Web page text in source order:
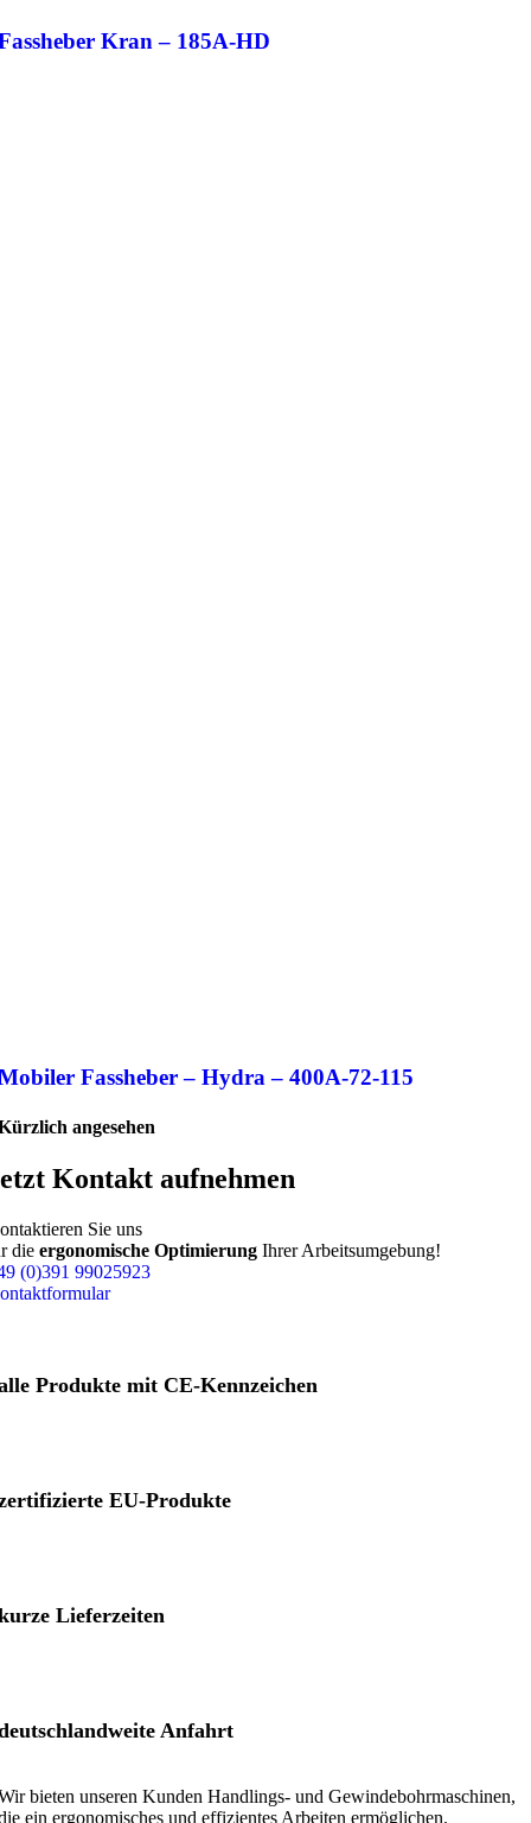
Kran – 185A-HD
Fassheber – Hydra – 400A-72-115
angesehen
Kontakt aufnehmen
Sie uns
die ergonomische Optimierung Ihrer Arbeitsumgebung!
(0)391 99025923
Produkte mit CE-Kennzeichen
EU-Produkte
Lieferzeiten
Anfahrt
bieten unseren Kunden Handlings- und Gewinde­bohrmaschinen,
ein ergonomisches und effizientes Arbeiten ermöglichen.